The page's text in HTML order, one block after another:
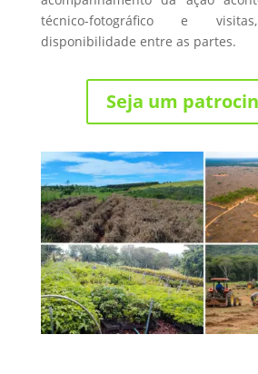
técnico-fotográfico e
disponibilidade entre as partes.
Seja um